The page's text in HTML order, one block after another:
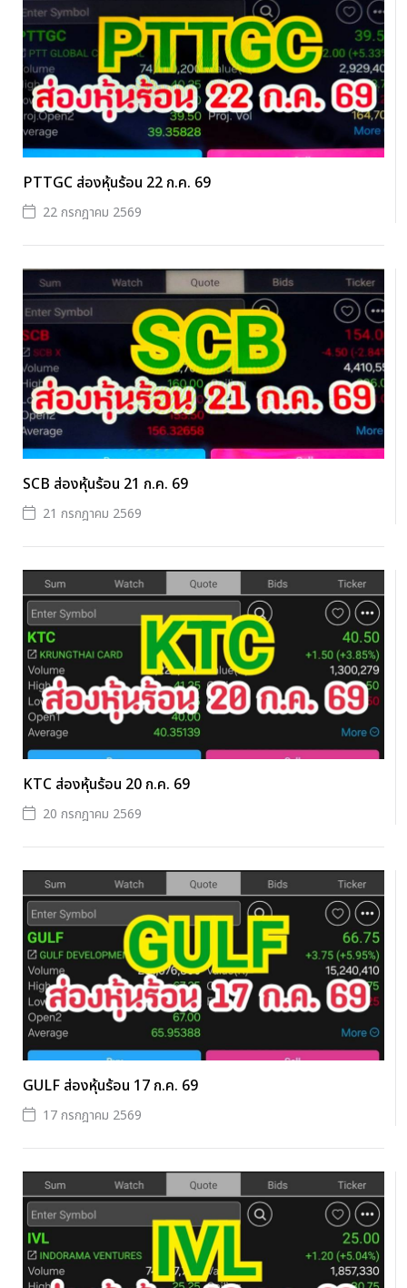
PTTGC ส่องหุ้นร้อน 22 ก.ค. 69
22 กรกฎาคม 2569
SCB ส่องหุ้นร้อน 21 ก.ค. 69
21 กรกฎาคม 2569
KTC ส่องหุ้นร้อน 20 ก.ค. 69
20 กรกฎาคม 2569
GULF ส่องหุ้นร้อน 17 ก.ค. 69
17 กรกฎาคม 2569